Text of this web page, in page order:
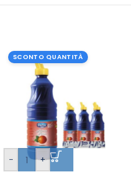
SCONTO QUANTITÀ
- +